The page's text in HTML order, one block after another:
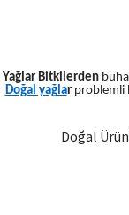
Yağlar Bitkilerden
Doğal yağlarproblemli
Doğal